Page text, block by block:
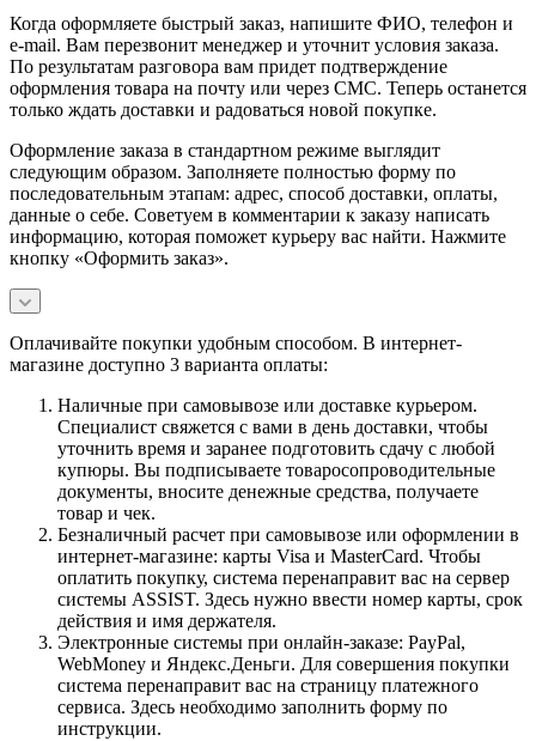
Когда оформляете быстрый заказ, напишите ФИО, телефон и
e-mail. Вам перезвонит менеджер и уточнит условия заказа.
По результатам разговора вам придет подтверждение
оформления товара на почту или через СМС. Теперь останется
только ждать доставки и радоваться новой покупке.
Оформление заказа в стандартном режиме выглядит
следующим образом. Заполняете полностью форму по
последовательным этапам: адрес, способ доставки, оплаты,
данные о себе. Советуем в комментарии к заказу написать
информацию, которая поможет курьеру вас найти. Нажмите
кнопку «Оформить заказ».
Оплачивайте покупки удобным способом. В интернет-
магазине доступно 3 варианта оплаты:
Наличные при самовывозе или доставке курьером.
Специалист свяжется с вами в день доставки, чтобы
уточнить время и заранее подготовить сдачу с любой
купюры. Вы подписываете товаросопроводительные
документы, вносите денежные средства, получаете
товар и чек.
Безналичный расчет при самовывозе или оформлении в
интернет-магазине: карты Visa и MasterCard. Чтобы
оплатить покупку, система перенаправит вас на сервер
системы ASSIST. Здесь нужно ввести номер карты, срок
действия и имя держателя.
Электронные системы при онлайн-заказе: PayPal,
WebMoney и Яндекс.Деньги. Для совершения покупки
система перенаправит вас на страницу платежного
сервиса. Здесь необходимо заполнить форму по
инструкции.